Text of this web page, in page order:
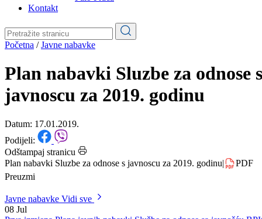
Pale-Prača
Kontakt
Početna / Javne nabavke
Plan nabavki Sluzbe za odnose s
javnoscu za 2019. godinu
Datum: 17.01.2019.
Podijeli:
Plan nabavki Sluzbe za odnose s javnoscu za 2019. godinu
Preuzmi